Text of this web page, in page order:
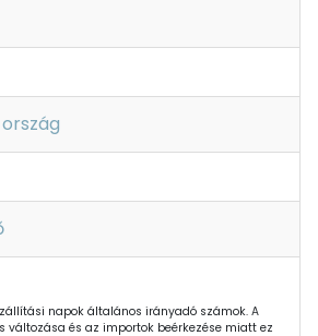
napok általános irányadó számok. A
változása és az importok beérkezése miatt ez